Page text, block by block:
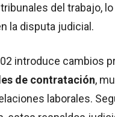
del trabajo,
la disputa judicial.
introduce cambios
de contratación,
laborales.